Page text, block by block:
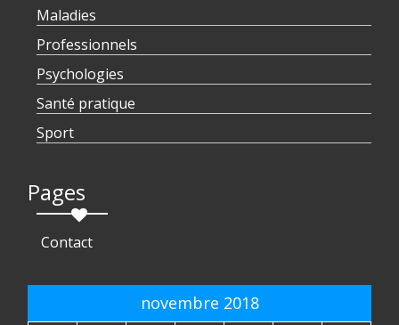
Maladies
Professionnels
Psychologies
Santé pratique
Sport
Pages
Contact
novembre 2018